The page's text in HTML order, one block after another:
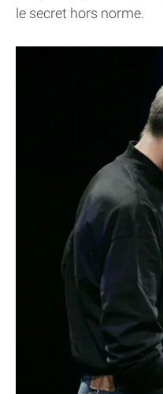
le secret hors norme.